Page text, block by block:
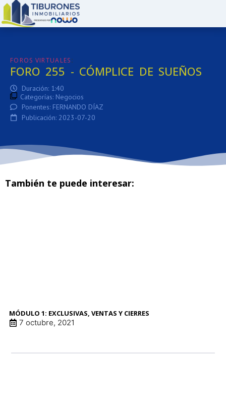
FOROS VIRTUALES:
FORO 255 - CÓMPLICE DE SUEÑOS
Duración: 1:40
Categorías: Negocios
Ponentes: FERNANDO DÍAZ
Publicación: 2023-07-20
También te puede interesar:
MÓDULO 1: EXCLUSIVAS, VENTAS Y CIERRES
7 octubre, 2021